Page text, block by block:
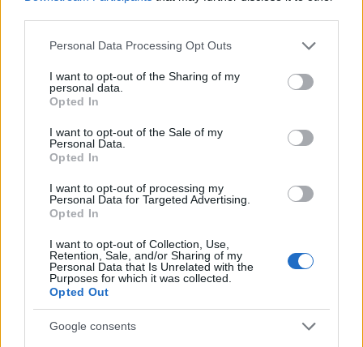
Please note that this website/app uses one or more Google
not limited to your visit or usage behaviour. You may click to
grant or deny consent to Google and its third-party tags to
use your data for below specified purposes in below Google
consent section.
Personal Data Processing Opt Outs
I want to opt-out of the Sharing of my
personal data.
Opted In
I want to opt-out of the Sale of my
Personal Data.
Opted In
I want to opt-out of processing my
Personal Data for Targeted Advertising.
Opted In
I want to opt-out of Collection, Use,
Retention, Sale, and/or Sharing of my
Personal Data that Is Unrelated with the
Purposes for which it was collected.
Opted Out
Google consents
Ha lerobbansz segít az asszisztencia / de
hogyan?
2020. július 17.
Lerobbanni a világ végén rémálomba illő történet, kivéve, ha